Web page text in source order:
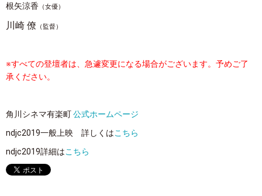
根矢涼香 （女優）
川崎 僚 （監督）
※すべての登壇者は、急遽変更になる場合がございます。予めご了
承ください。
角川シネマ有楽町公式ホームページ
ndjc2019一般上映 詳しくはこちら
ndjc2019詳細はこちら